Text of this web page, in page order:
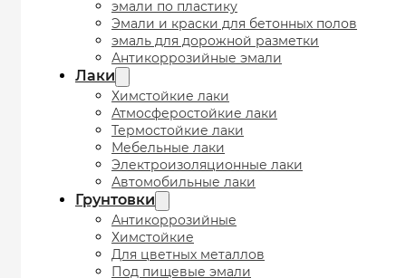
эмали по пластику
Эмали и краски для бетонных полов
эмаль для дорожной разметки
Антикоррозийные эмали
Лаки
Химстойкие лаки
Атмосферостойкие лаки
Термостойкие лаки
Мебельные лаки
Электроизоляционные лаки
Автомобильные лаки
Грунтовки
Антикоррозийные
Химстойкие
Для цветных металлов
Под пищевые эмали